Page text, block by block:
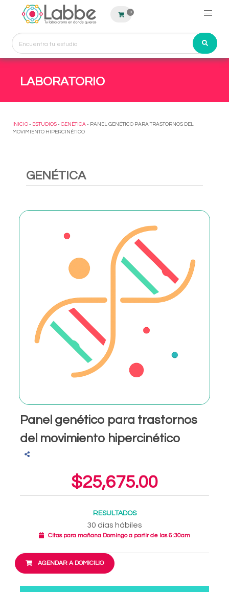
0
LABORATORIO
INICIO - ESTUDIOS - GENÉTICA - PANEL GENÉTICO PARA TRASTORNOS DEL
MOVIMIENTO HIPERCINÉTICO
GENÉTICA
Panel genético para trastornos
del movimiento hipercinético
$25,675.00
RESULTADOS
30 días hábiles
Citas para mañana Domingo a partir de las 6:30am
AGENDAR A DOMICILIO